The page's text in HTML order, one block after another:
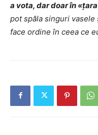
a vota, dar doar în
pot spăla singuri vasele
face ordine în ceea ce